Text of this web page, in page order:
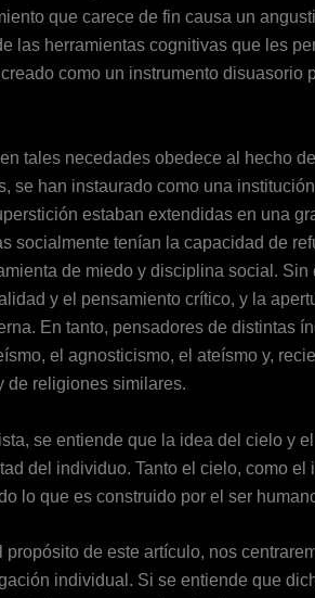
que carece de fin causa un
las herramientas cognitivas que les
como un instrumento disuasorio
tales necedades obedece al hecho
se han instaurado como una
estaban extendidas en una
socialmente tenían la capacidad de
de miedo y disciplina social.
y el pensamiento crítico, y la
En tanto, pensadores de distintas
el agnosticismo, el ateísmo y,
de religiones similares.
se entiende que la idea del cielo y
del individuo. Tanto el cielo, como
lo que es construido por el ser
de este artículo, nos
individual. Si se entiende que